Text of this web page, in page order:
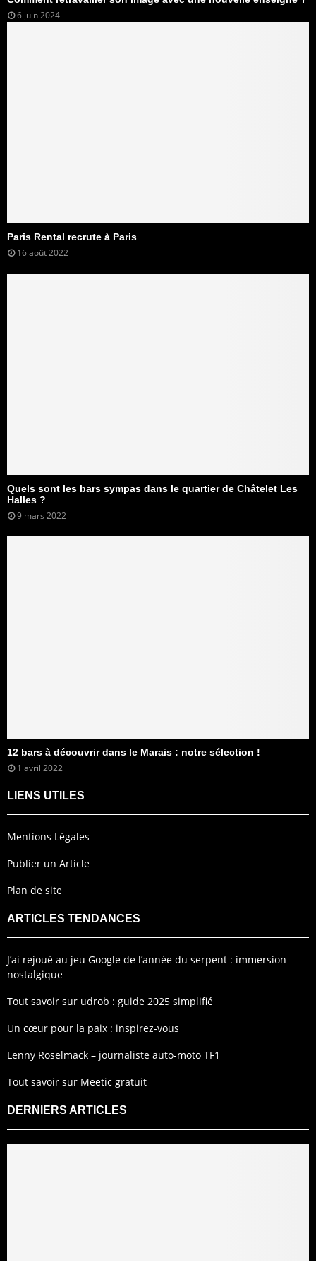
6 juin 2024
Paris Rental recrute à Paris
16 août 2022
Quels sont les bars sympas dans le quartier de Châtelet Les
Halles ?
9 mars 2022
12 bars à découvrir dans le Marais : notre sélection !
1 avril 2022
LIENS UTILES
Mentions Légales
Publier un Article
Plan de site
ARTICLES TENDANCES
J’ai rejoué au jeu Google de l’année du serpent : immersion
nostalgique
Tout savoir sur udrob : guide 2025 simplifié
Un cœur pour la paix : inspirez-vous
Lenny Roselmack – journaliste auto-moto TF1
Tout savoir sur Meetic gratuit
DERNIERS ARTICLES